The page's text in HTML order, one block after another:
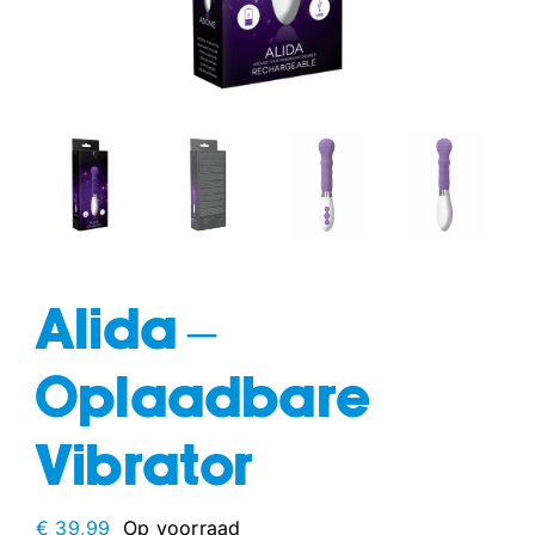
drogisterij
Alida –
Oplaadbare
Vibrator
€ 39,99 Op voorraad